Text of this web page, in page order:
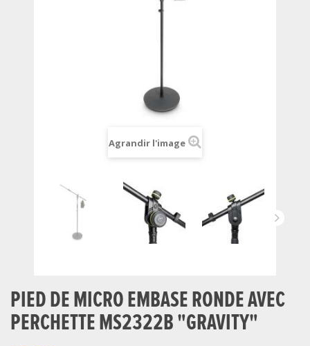
Agrandir l'image
PIED DE MICRO EMBASE RONDE AVEC
PERCHETTE MS2322B "GRAVITY"